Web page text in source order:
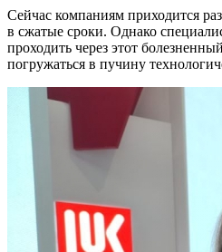
Сейчас компаниям приходится
в сжатые сроки. Однако
проходить через этот
погружаться в пучину